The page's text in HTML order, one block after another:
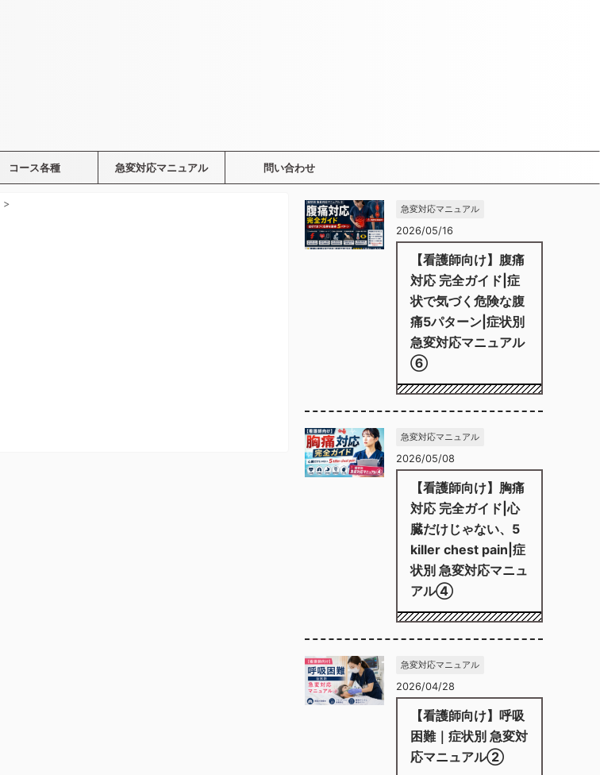
コース各種 急変対応マニュアル 問い合わせ
> 急変対応マニュアル
2026/05/16
【看護師向け】腹痛
対応 完全ガイド|症
状で気づく危険な腹
痛5パターン|症状別
急変対応マニュアル
⑥
急変対応マニュアル
2026/05/08
【看護師向け】胸痛
対応 完全ガイド|心
臓だけじゃない、5
killer chest pain|症
状別 急変対応マニュ
アル④
急変対応マニュアル
2026/04/28
【看護師向け】呼吸
困難｜症状別 急変対
応マニュアル②